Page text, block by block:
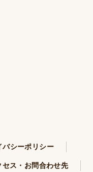
バシーポリシー
セス・お問合わせ先